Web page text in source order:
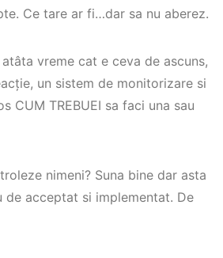
Ce tare ar fi…dar sa nu aberez.
vreme cat e ceva de ascuns,
un sistem de monitorizare si
CUM TREBUEI sa faci una sau
nimeni? Suna bine dar asta
de acceptat si implementat. De